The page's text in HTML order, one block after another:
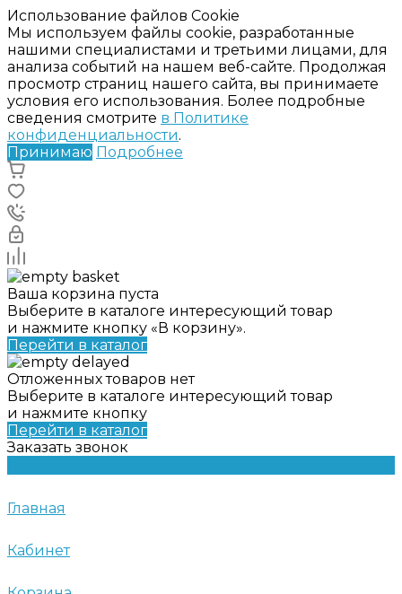
Использование файлов Cookie
Мы используем файлы cookie, разработанные
нашими специалистами и третьими лицами, для
анализа событий на нашем веб-сайте. Продолжая
просмотр страниц нашего сайта, вы принимаете
условия его использования. Более подробные
сведения смотрите в Политике
конфиденциальности.
Принимаю Подробнее
Ваша корзина пуста
Выберите в каталоге интересующий товар
и нажмите кнопку «В корзину».
Перейти в каталог
Отложенных товаров нет
Выберите в каталоге интересующий товар
и нажмите кнопку
Перейти в каталог
Заказать звонок
Главная
Кабинет